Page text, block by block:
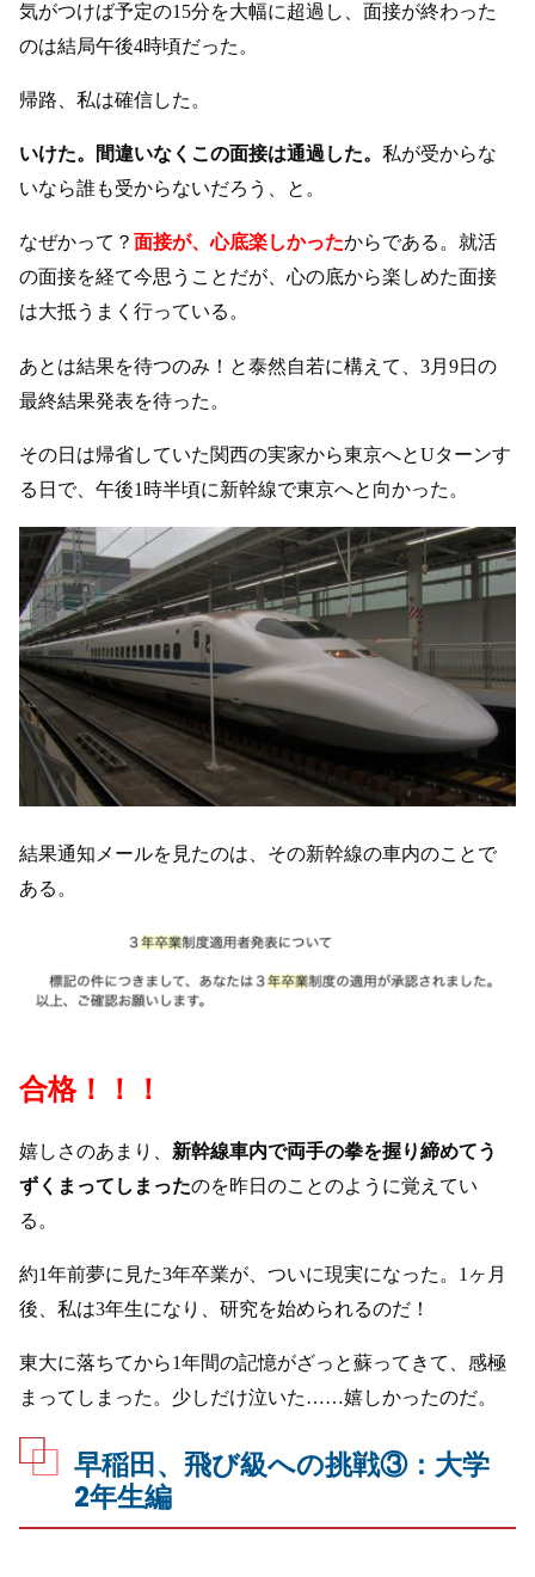
気がつけば予定の15分を大幅に超過し、面接が終わった
のは結局午後4時頃だった。
帰路、私は確信した。
いけた。間違いなくこの面接は通過した。私が受からな
いなら誰も受からないだろう、と。
なぜかって？ 面接が、心底楽しかったからである。就活
の面接を経て今思うことだが、心の底から楽しめた面接
は大抵うまく行っている。
あとは結果を待つのみ！と泰然自若に構えて、3月9日の
最終結果発表を待った。
その日は帰省していた関西の実家から東京へとUターンす
る日で、午後1時半頃に新幹線で東京へと向かった。
結果通知メールを見たのは、その新幹線の車内のことで
ある。
合格！！！
嬉しさのあまり、新幹線車内で両手の拳を握り締めてう
ずくまってしまったのを昨日のことのように覚えてい
る。
約1年前夢に見た3年卒業が、ついに現実になった。1ヶ月
後、私は3年生になり、研究を始められるのだ！
東大に落ちてから1年間の記憶がざっと蘇ってきて、感極
まってしまった。少しだけ泣いた……嬉しかったのだ。
早稲田、飛び級への挑戦③：大学
2年生編